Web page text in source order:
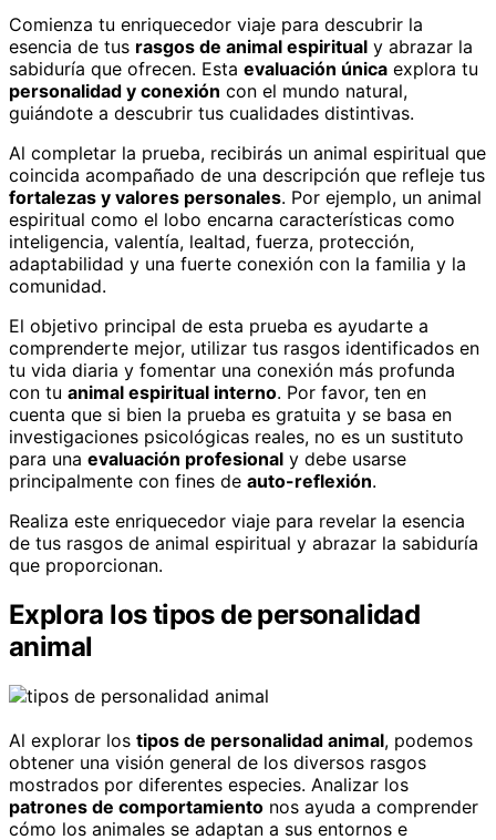
Comienza tu enriquecedor viaje para descubrir la
esencia de tus rasgos de animal espiritual y abrazar la
sabiduría que ofrecen. Esta evaluación única explora tu
personalidad y conexión con el mundo natural,
guiándote a descubrir tus cualidades distintivas.
Al completar la prueba, recibirás un animal espiritual que
coincida acompañado de una descripción que refleje tus
fortalezas y valores personales. Por ejemplo, un animal
espiritual como el lobo encarna características como
inteligencia, valentía, lealtad, fuerza, protección,
adaptabilidad y una fuerte conexión con la familia y la
comunidad.
El objetivo principal de esta prueba es ayudarte a
comprenderte mejor, utilizar tus rasgos identificados en
tu vida diaria y fomentar una conexión más profunda
con tu animal espiritual interno. Por favor, ten en
cuenta que si bien la prueba es gratuita y se basa en
investigaciones psicológicas reales, no es un sustituto
para una evaluación profesional y debe usarse
principalmente con fines de auto-reflexión.
Realiza este enriquecedor viaje para revelar la esencia
de tus rasgos de animal espiritual y abrazar la sabiduría
que proporcionan.
Explora los tipos de personalidad
animal
Al explorar los tipos de personalidad animal, podemos
obtener una visión general de los diversos rasgos
mostrados por diferentes especies. Analizar los
patrones de comportamiento nos ayuda a comprender
cómo los animales se adaptan a sus entornos e